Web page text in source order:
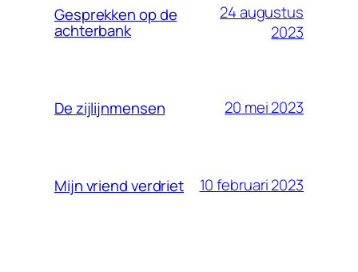
Gesprekken op de
achterbank
24 augustus
2023
De zijlijnmensen 20 mei 2023
Mijn vriend verdriet 10 februari 2023